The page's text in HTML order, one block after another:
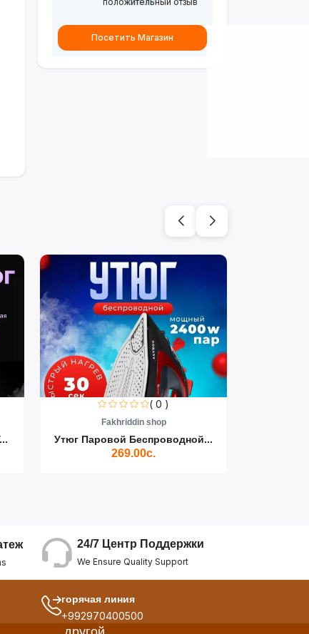
Посетить Магазин
( 0 )
Fakhriddin shop
Утюг Паровой Беспроводной...
269.00с.
24/7 Центр Поддержки
We Ensure Quality Support
горячая линия
+992970400500